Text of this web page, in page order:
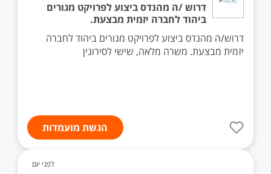
דרוש /ה מהנדס ביצוע לפרויקט מגורים
ביהוד לחברה יזמית מבצעת.
דרוש/ה מהנדס ביצוע לפרויקט מגורים ביהוד לחברה
יזמית מבצעת. משרה מלאה, שישי לסירוגין
הגשת מועמדות
לפני יום